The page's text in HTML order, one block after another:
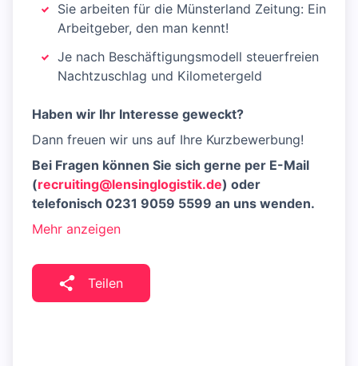
Sie arbeiten für die Münsterland Zeitung: Ein
Arbeitgeber, den man kennt!
Je nach Beschäftigungsmodell steuerfreien
Nachtzuschlag und Kilometergeld
Haben wir Ihr Interesse geweckt?
Dann freuen wir uns auf Ihre Kurzbewerbung!
Bei Fragen können Sie sich gerne per E-Mail
(recruiting@lensinglogistik.de) oder
telefonisch 0231 9059 5599 an uns wenden.
Mehr anzeigen
Teilen